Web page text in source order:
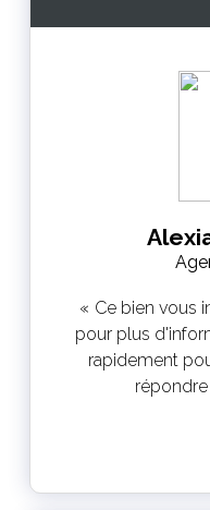
Ce bien vous
pour plus
rapidement